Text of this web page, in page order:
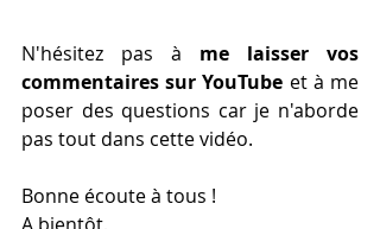
N'hésitez pas à me laisser vos
commentaires sur YouTube et à me
poser des questions car je n'aborde
pas tout dans cette vidéo.
Bonne écoute à tous !